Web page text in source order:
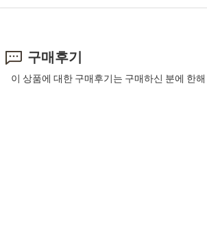
구매후기
이 상품에 대한 구매후기는 구매하신 분에 한해